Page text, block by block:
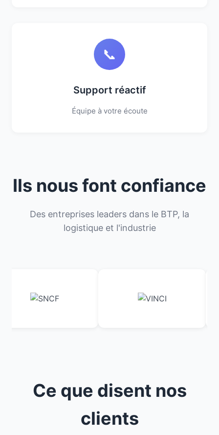
📞
Support réactif
Équipe à votre écoute
Ils nous font confiance
Des entreprises leaders dans le BTP, la
logistique et l'industrie
Ce que disent nos
clients